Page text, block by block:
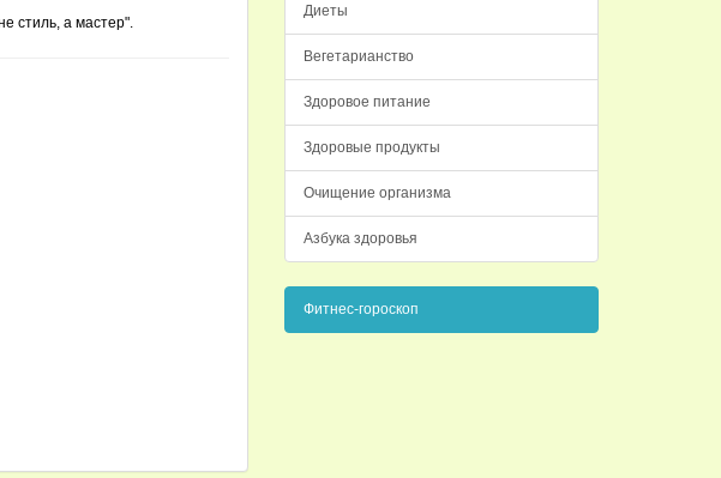
стиль, а мастер".
Диеты
Вегетарианство
Здоровое питание
Здоровые продукты
Очищение организма
Азбука здоровья
Фитнес-гороскоп